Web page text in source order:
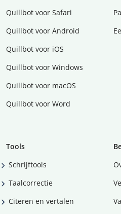
Quillbot voor Safari
Quillbot voor Android
Quillbot voor iOS
Quillbot voor Windows
Quillbot voor macOS
Quillbot voor Word
Tools
Schrijftools
Taalcorrectie
Citeren en vertalen